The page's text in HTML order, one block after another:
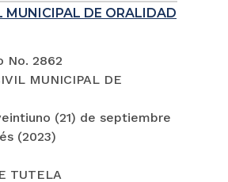
MUNICIPAL DE ORALIDAD
No. 2862
MUNICIPAL DE
(21) de septiembre
(2023)
TUTELA